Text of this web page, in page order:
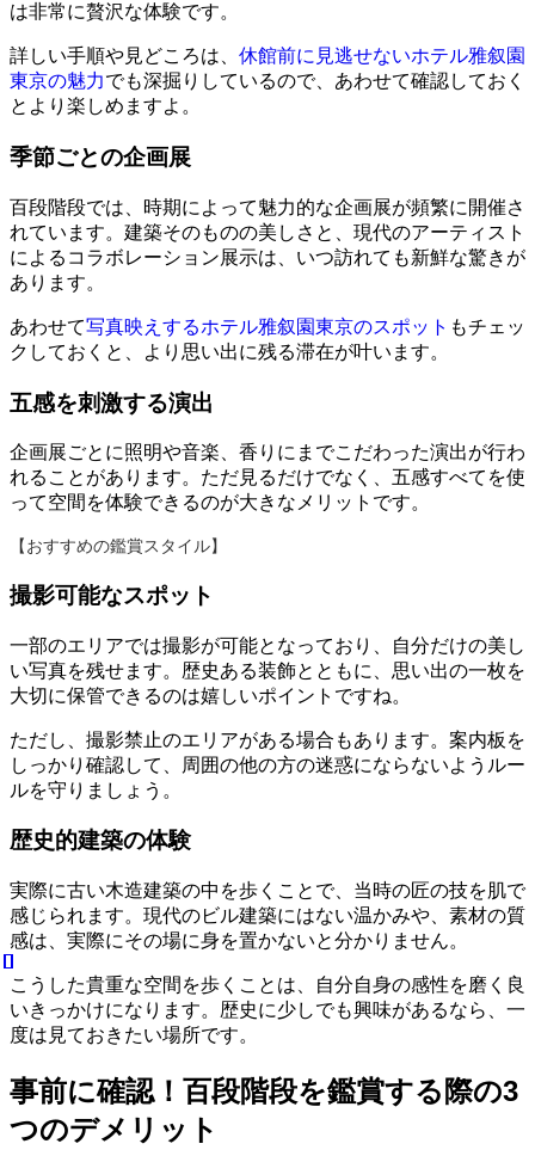
は非常に贅沢な体験です。
詳しい手順や見どころは、 休館前に見逃せないホテル雅叙園
東京の魅力でも深掘りしているので、あわせて確認しておく
とより楽しめますよ。
季節ごとの企画展
百段階段では、時期によって魅力的な企画展が頻繁に開催さ
れています。建築そのものの美しさと、現代のアーティスト
によるコラボレーション展示は、いつ訪れても新鮮な驚きが
あります。
あわせて写真映えするホテル雅叙園東京のスポット もチェッ
クしておくと、より思い出に残る滞在が叶います。
五感を刺激する演出
企画展ごとに照明や音楽、香りにまでこだわった演出が行わ
れることがあります。ただ見るだけでなく、五感すべてを使
って空間を体験できるのが大きなメリットです。
【おすすめの鑑賞スタイル】
撮影可能なスポット
一部のエリアでは撮影が可能となっており、自分だけの美し
い写真を残せます。歴史ある装飾とともに、思い出の一枚を
大切に保管できるのは嬉しいポイントですね。
ただし、撮影禁止のエリアがある場合もあります。案内板を
しっかり確認して、周囲の他の方の迷惑にならないようルー
ルを守りましょう。
歴史的建築の体験
実際に古い木造建築の中を歩くことで、当時の匠の技を肌で
感じられます。現代のビル建築にはない温かみや、素材の質
感は、実際にその場に身を置かないと分かりません。
こうした貴重な空間を歩くことは、自分自身の感性を磨く良
いきっかけになります。歴史に少しでも興味があるなら、一
度は見ておきたい場所です。
事前に確認！百段階段を鑑賞する際の3
つのデメリット